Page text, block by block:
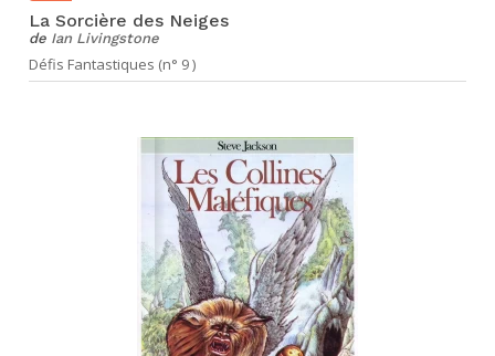
La Sorcière des Neiges
de Ian Livingstone
Défis Fantastiques (n° 9 )